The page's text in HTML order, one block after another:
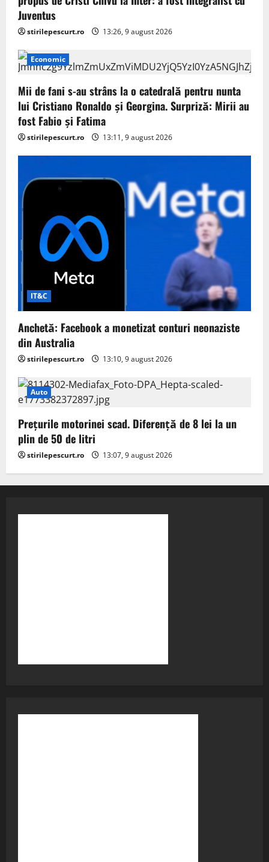
Juventus
stirilepescurt.ro 13:26, 9 august 2026
Economic
Mii de fani s-au strâns la o catedrală pentru nunta
lui Cristiano Ronaldo şi Georgina. Surpriză: Mirii au
fost Fabio şi Fatima
stirilepescurt.ro 13:11, 9 august 2026
IT&C
Anchetă: Facebook a monetizat conturi neonaziste
din Australia
stirilepescurt.ro 13:10, 9 august 2026
Auto
Prețurile motorinei scad. Diferență de 8 lei la un
plin de 50 de litri
stirilepescurt.ro 13:07, 9 august 2026